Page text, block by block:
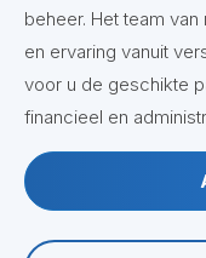
beheer. Het team
en ervaring vanuit
voor u de geschikte
financieel en